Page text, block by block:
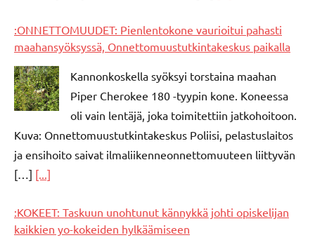
:ONNETTOMUUDET: Pienlentokone vaurioitui pahasti
maahansyöksyssä, Onnettomuustutkintakeskus paikalla
Kannonkoskella syöksyi torstaina maahan
Piper Cherokee 180 -tyypin kone. Koneessa
oli vain lentäjä, joka toimitettiin jatkohoitoon.
Kuva: Onnettomuustutkintakeskus Poliisi, pelastuslaitos
ja ensihoito saivat ilmaliikenneonnettomuuteen liittyvän
[…] [...]
:KOKEET: Taskuun unohtunut kännykkä johti opiskelijan
kaikkien yo-kokeiden hylkäämiseen